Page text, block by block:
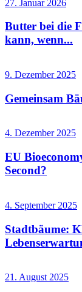
27. Januar 2026
Butter bei die
kann, wenn...
9. Dezember 2025
Gemeinsam
4. Dezember 2025
EU
Second?
4. September 2025
Stadtbäume:
21. August 2025